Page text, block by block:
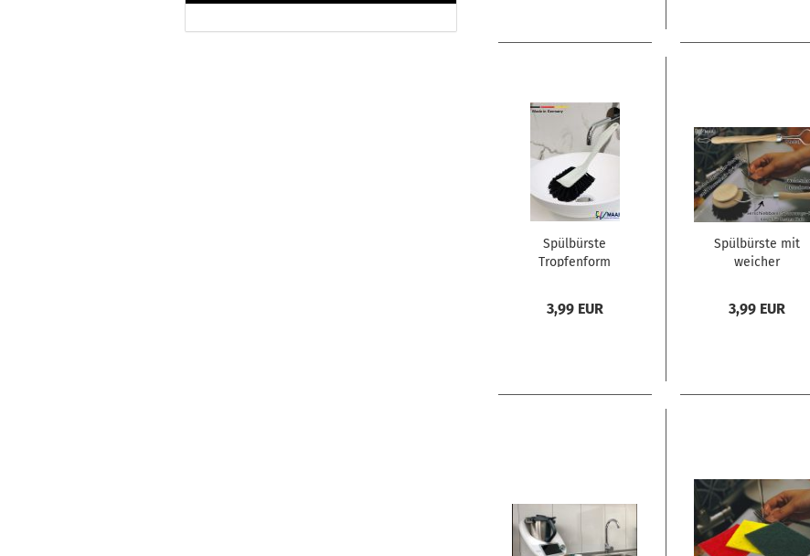
Spülbürste
Tropfenform
3,99 EUR
Spülbürste mit
weicher
auswechselbare
3,99 EUR